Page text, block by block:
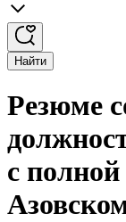
Найти
Резюме
с